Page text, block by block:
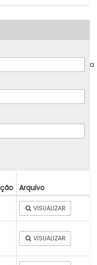
a
Arquivo
VISUALIZAR
VISUALIZAR